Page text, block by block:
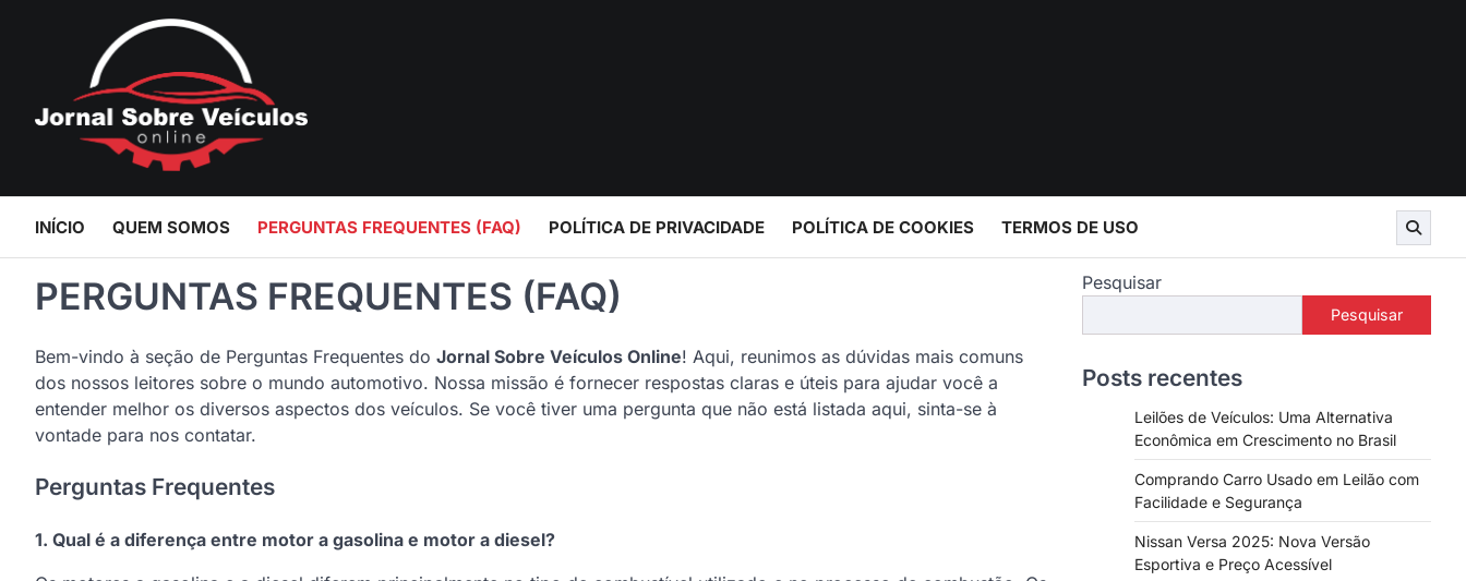
INÍCIO QUEM SOMOS PERGUNTAS FREQUENTES (FAQ) POLÍTICA DE PRIVACIDADE POLÍTICA DE COOKIES TERMOS DE USO
PERGUNTAS FREQUENTES (FAQ)
Bem-vindo à seção de Perguntas Frequentes do Jornal Sobre Veículos Online! Aqui, reunimos as dúvidas mais comuns
dos nossos leitores sobre o mundo automotivo. Nossa missão é fornecer respostas claras e úteis para ajudar você a
entender melhor os diversos aspectos dos veículos. Se você tiver uma pergunta que não está listada aqui, sinta-se à
vontade para nos contatar.
Perguntas Frequentes
1. Qual é a diferença entre motor a gasolina e motor a diesel?
Pesquisar
Pesquisar
Posts recentes
Leilões de Veículos: Uma Alternativa
Econômica em Crescimento no Brasil
Comprando Carro Usado em Leilão com
Facilidade e Segurança
Nissan Versa 2025: Nova Versão
Esportiva e Preço Acessível